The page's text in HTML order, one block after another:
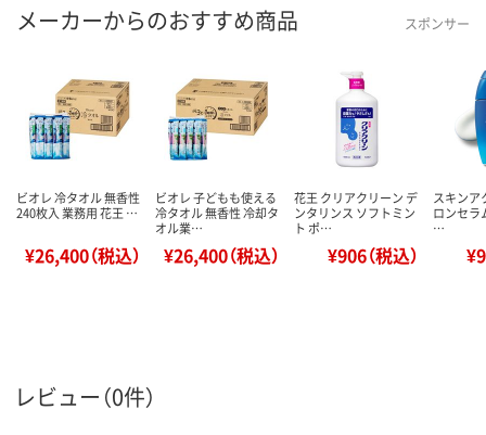
メーカーからのおすすめ商品 スポンサー
ビオレ 冷タオル 無香性
240枚入 業務用 花王 …
¥26,400（税込）
ビオレ 子どもも使える
冷タオル 無香性 冷却タ
オル業…
¥26,400（税込）
花王 クリアクリーン デ
ンタリンス ソフトミン
ト ポ…
¥906（税込）
スキン
ロンセラ
…
レビュー（0件）